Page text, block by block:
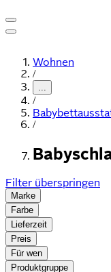
Wohnen
/
...
/
/
Filter überspringen
Marke
Farbe
Lieferzeit
Preis
Für wen
Produktgruppe